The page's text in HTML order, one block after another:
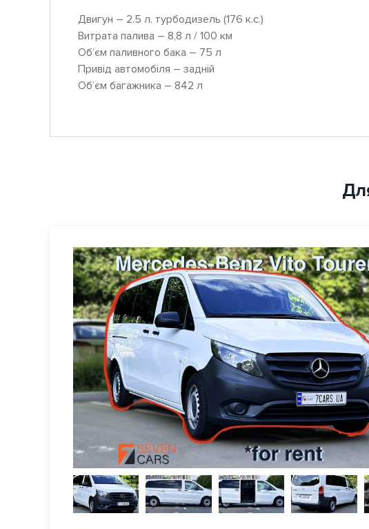
Двигун – 2.5 л. турбодизель (176 к.с.)
Витрата палива – 8,8 л / 100 км
Об’єм паливного бака – 75 л
Привід автомобіля – задній
Об’єм багажника – 842 л